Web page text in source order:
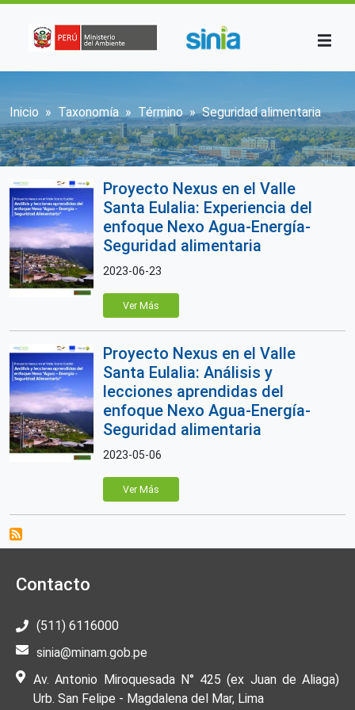
Sobrescribir enlaces de ayuda a la
Inicio Taxonomía Término Seguridad alimentaria
Proyecto Nexus en el Valle
Santa Eulalia: Experiencia del
enfoque Nexo Agua-Energía-
Seguridad alimentaria
2023-06-23
Ver Más
Proyecto Nexus en el Valle
Santa Eulalia: Análisis y
lecciones aprendidas del
enfoque Nexo Agua-Energía-
Seguridad alimentaria
2023-05-06
Ver Más
Contacto
(511) 6116000
sinia@minam.gob.pe
Av. Antonio Miroquesada N° 425 (ex Juan de Aliaga)
Urb. San Felipe - Magdalena del Mar, Lima